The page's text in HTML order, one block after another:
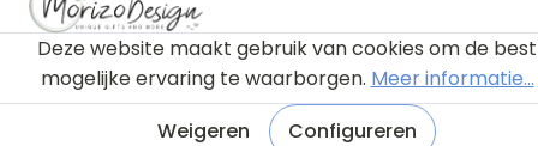
Ontwerptool
Deze website maakt gebruik van cookies om de best
mogelijke ervaring te waarborgen. Meer informatie...
Weigeren
Configureren